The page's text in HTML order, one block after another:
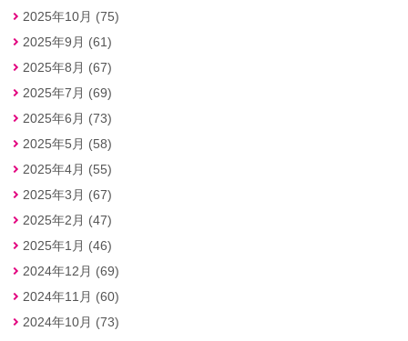
2025年10月 (75)
2025年9月 (61)
2025年8月 (67)
2025年7月 (69)
2025年6月 (73)
2025年5月 (58)
2025年4月 (55)
2025年3月 (67)
2025年2月 (47)
2025年1月 (46)
2024年12月 (69)
2024年11月 (60)
2024年10月 (73)